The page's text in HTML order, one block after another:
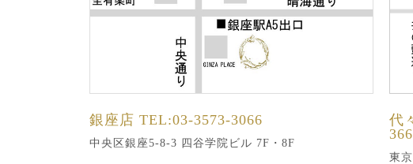
銀座店 TEL:03-3573-3066
中央区銀座5-8-3 四谷学院ビル 7F・8F
代
東